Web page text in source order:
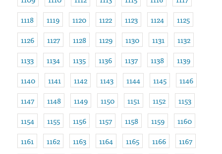
1118
1119 1120 1122 1123 1124
1125
1126
1127 1128 1129 1130 1131
1132
1133
1134 1135 1136 1137 1138
1139
1140
1141 1142 1143 1144 1145
1146
1147
1148 1149 1150 1151 1152
1153
1154
1155 1156 1157 1158 1159
1160
1161
1162 1163 1164 1165 1166
1167